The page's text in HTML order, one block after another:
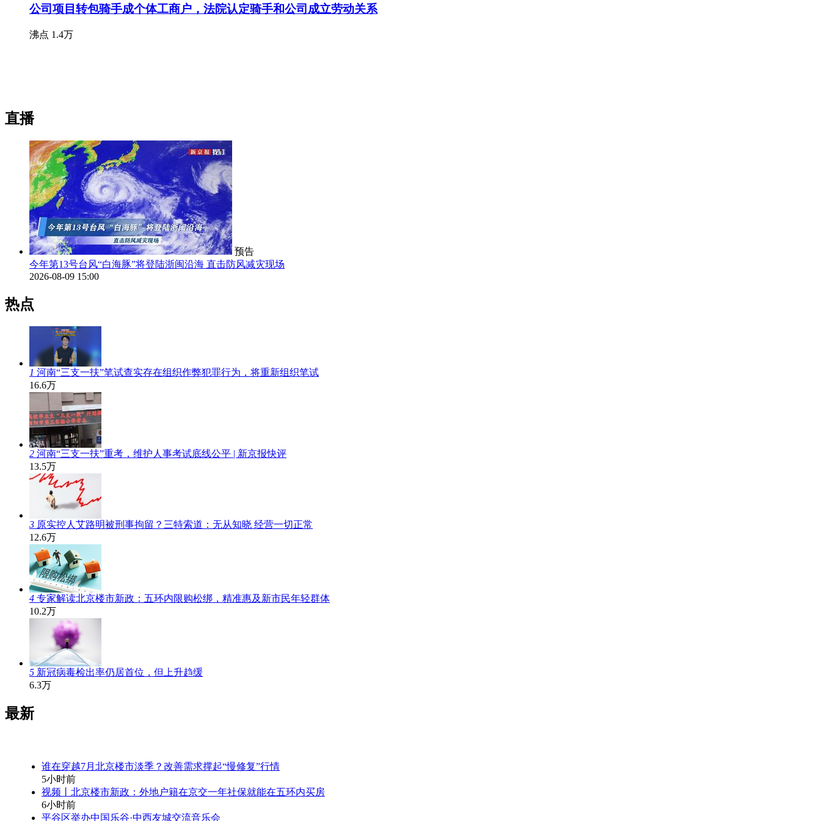
公司项目转包骑手成个体工商户，法院认定骑手和公司成立劳动关系
沸点 1.4万
直播
预告
今年第13号台风“白海豚”将登陆浙闽沿海 直击防风减灾现场
2026-08-09 15:00
热点
1 河南“三支一扶”笔试查实存在组织作弊犯罪行为，将重新组织笔试
16.6万
2 河南“三支一扶”重考，维护人事考试底线公平 | 新京报快评
13.5万
3 原实控人艾路明被刑事拘留？三特索道：无从知晓 经营一切正常
12.6万
4 专家解读北京楼市新政：五环内限购松绑，精准惠及新市民年轻群体
10.2万
5 新冠病毒检出率仍居首位，但上升趋缓
6.3万
最新
谁在穿越7月北京楼市淡季？改善需求撑起“慢修复”行情
5小时前
视频丨北京楼市新政：外地户籍在京交一年社保就能在五环内买房
6小时前
平谷区举办中国乐谷·中西友城交流音乐会